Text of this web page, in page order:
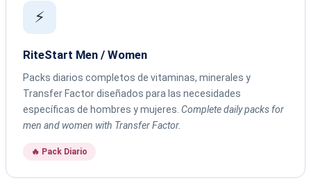
⚡
RiteStart Men / Women
Packs diarios completos de vitaminas, minerales y
Transfer Factor diseñados para las necesidades
específicas de hombres y mujeres. Complete daily packs for
men and women with Transfer Factor.
🔥 Pack Diario